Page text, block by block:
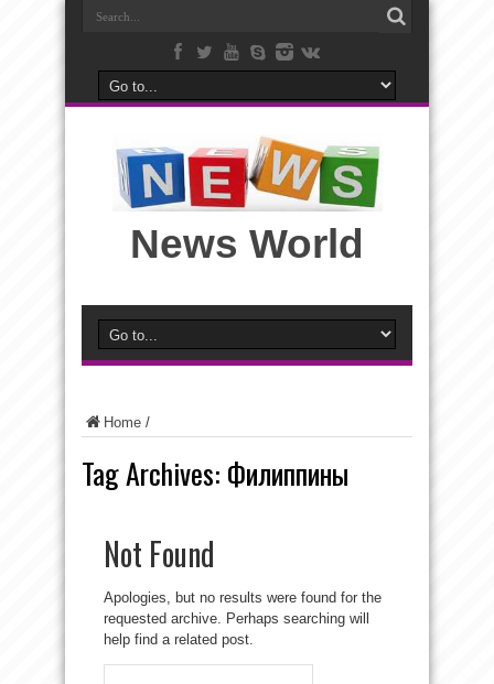
News World
Home /
Tag Archives: Филиппины
Not Found
Apologies, but no results were found for the
requested archive. Perhaps searching will
help find a related post.